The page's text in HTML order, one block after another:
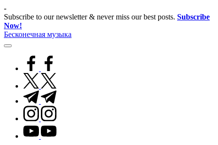
Skip
to
content
-
Subscribe to our newsletter & never miss our best posts. Subscribe
Now!
Бесконечная музыка
facebook.com
twitter.com
t.me
instagram.com
youtube.com